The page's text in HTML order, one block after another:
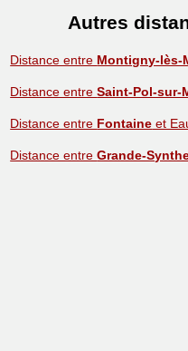
Autres
Distance entre Montigny-lès-
Distance entreSaint-Pol-sur-
Distance entre Fontaine et
Distance entreGrande-